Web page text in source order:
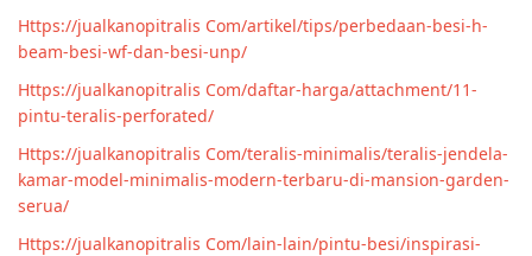
Https://jualkanopitralis Com/artikel/tips/perbedaan-besi-h-
beam-besi-wf-dan-besi-unp/
Https://jualkanopitralis Com/daftar-harga/attachment/11-
pintu-teralis-perforated/
Https://jualkanopitralis Com/teralis-minimalis/teralis-jendela-
kamar-model-minimalis-modern-terbaru-di-mansion-garden-
serua/
Https://jualkanopitralis Com/lain-lain/pintu-besi/inspirasi-